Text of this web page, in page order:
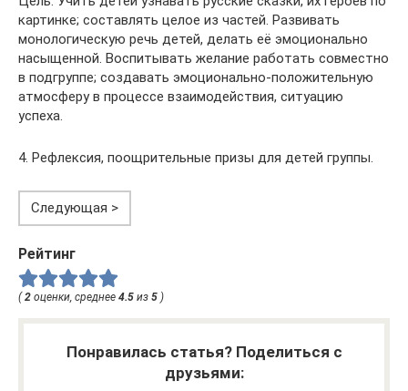
картинке; составлять целое из частей. Развивать
монологическую речь детей, делать её эмоционально
насыщенной. Воспитывать желание работать совместно
в подгруппе; создавать эмоционально-положительную
атмосферу в процессе взаимодействия, ситуацию
успеха.
4. Рефлексия, поощрительные призы для детей группы.
Следующая >
Рейтинг
( 2 оценки, среднее 4.5 из 5 )
Понравилась статья? Поделиться с
друзьями: